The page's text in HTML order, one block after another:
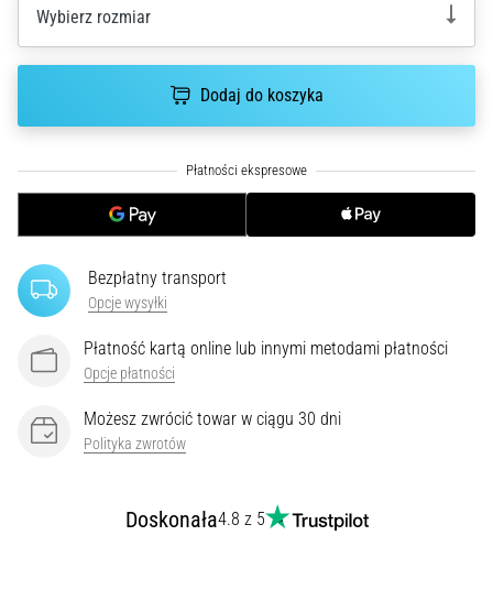
znajduje…
7 min. czytanie
biegacza:
leczenie
profilaktyka
biegacza,
znane
jako
syndrom
Wybierz rozmiar
Dodaj do koszyka
Bezpłatny transport
Opcje wysyłki
Płatność kartą online lub innymi metodami płatności
Opcje płatności
Możesz zwrócić towar w ciągu 30 dni
Polityka zwrotów
Doskonała4.8 z 5